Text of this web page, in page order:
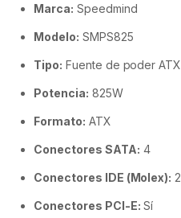
Marca: Speedmind
Modelo: SMPS825
Tipo: Fuente de poder ATX
Potencia: 825W
Formato: ATX
Conectores SATA: 4
Conectores IDE (Molex): 2
Conectores PCI-E: Sí